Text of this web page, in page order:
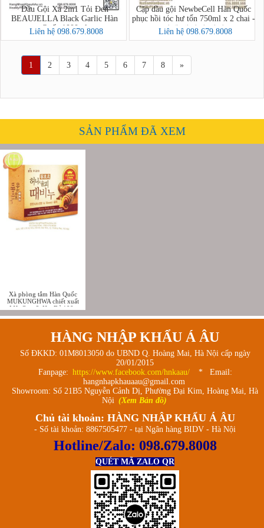
Dầu Gội Xả 2in1 Tỏi Đen
BEAUJELLA Black Garlic Hàn
Quốc 1000ml
Liên hệ 098.679.8008
Cặp dầu gội NewbeCell Hàn Quốc
phục hồi tóc hư tổn 750ml x 2 chai -
비셀 데미지 케어
Liên hệ 098.679.8008
1 2 3 4 5 6 7 8 »
SẢN PHẨM ĐÃ XEM
Xà phòng tắm Hàn Quốc
MUKUNGHWA chiết xuất
Mật Ong & Hạt Dẻ 100g
(Honey Body Soap-허니&율
HÀNG NHẬP KHẨU Á ÂU
Số ĐKKD: 01M8013050 do UBND Q. Hoàng Mai, Hà Nội cấp ngày
20/01/2015
Fanpage: https://www.facebook.com/hnkaau/
* Email:
hangnhapkhauaau@gmail.com
Showroom: Số 21B5 Nguyễn Cảnh Dị, Phường Đại Kim, Hoàng Mai, Hà
Nội (Xem Bản đồ)
Chủ tài khoản: HÀNG NHẬP KHẨU Á ÂU
- Số tài khoản: 8867505477 - tại Ngân hàng BIDV - Hà Nội
Hotline/Zalo: 098.679.8008
QUÉT MÃ ZALO QR